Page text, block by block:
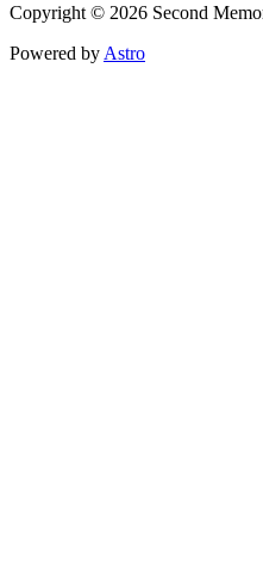
Copyright © 2026 Second
Powered by Astro